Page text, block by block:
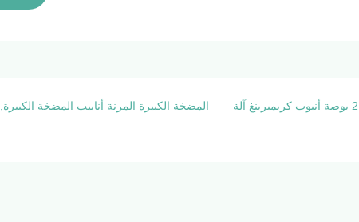
المضخة الكبيرة المرنة أنابيب المضخة الكبيرة,E180 آلة حفر الأنابيب المرنة,E180 آلة أنابيب الضغط العالي